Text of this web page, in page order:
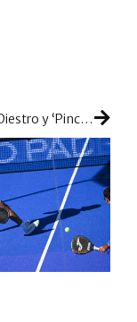
García Diestro y ‘Pincho’ Fernández siguen sumidos en la excelencia: otra gran victoria y golpe de mano en Cascais